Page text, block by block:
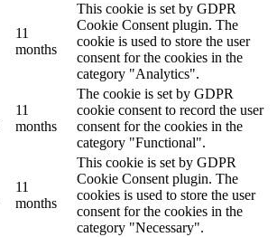
11
months
This cookie is set by GDPR
Cookie Consent plugin. The
cookie is used to store the user
consent for the cookies in the
category "Analytics".
11
months
The cookie is set by GDPR
cookie consent to record the user
consent for the cookies in the
category "Functional".
11
months
This cookie is set by GDPR
Cookie Consent plugin. The
cookies is used to store the user
consent for the cookies in the
category "Necessary".